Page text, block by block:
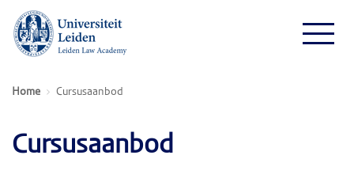
Home Cursusaanbod
Cursusaanbod